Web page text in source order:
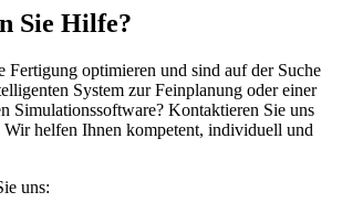
Sie Hilfe?
Fertigung optimieren und sind auf der Suche
System zur Feinplanung oder einer
Simulationssoftware? Kontaktieren Sie uns
helfen Ihnen kompetent, individuell und
uns: